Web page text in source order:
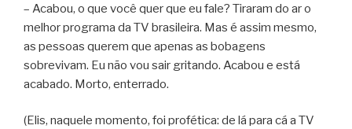
– Acabou, o que você quer que eu fale? Tiraram do ar o
melhor programa da TV brasileira. Mas é assim mesmo,
as pessoas querem que apenas as bobagens
sobrevivam. Eu não vou sair gritando. Acabou e está
acabado. Morto, enterrado.
(Elis, naquele momento, foi profética: de lá para cá a TV